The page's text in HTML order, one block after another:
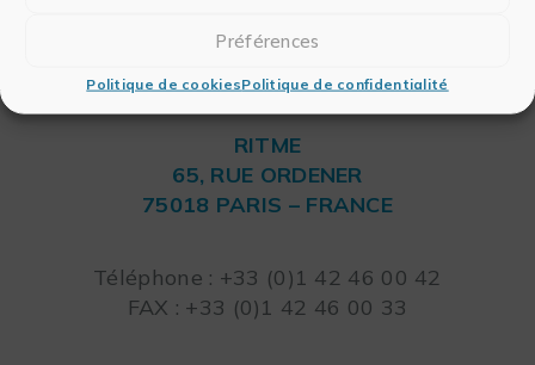
Préférences
Politique de cookiesPolitique de confidentialité
RITME
65, RUE ORDENER
75018 PARIS – FRANCE
Téléphone : +33 (0)1 42 46 00 42
FAX : +33 (0)1 42 46 00 33